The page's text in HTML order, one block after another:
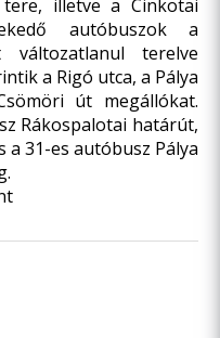
illetve a Cinkotai
autóbuszok a
terelve
a Rigó utca, a Pálya
út megállókat.
Rákospalotai határút,
a 31-es autóbusz Pálya